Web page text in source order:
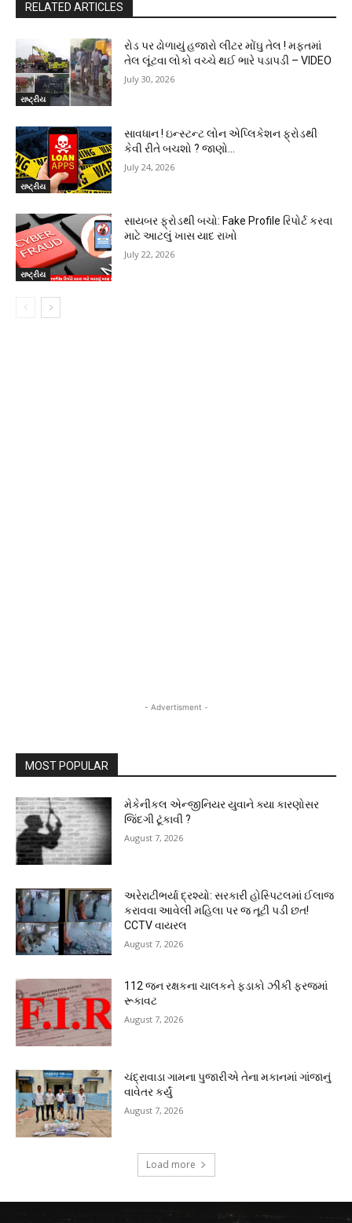
RELATED ARTICLES
રાષ્ટ્રીય
રોડ પર ઢોળાયું હજારો લીટર મોંઘુ તેલ ! મફતમાં
તેલ લૂંટવા લોકો વચ્ચે થઈ ભારે પડાપડી – VIDEO
July 30, 2026
રાષ્ટ્રીય
સાવધાન ! ઇન્સ્ટન્ટ લોન એપ્લિકેશન ફ્રોડથી
કેવી રીતે બચશો ? જાણો…
July 24, 2026
રાષ્ટ્રીય
સાયબર ફ્રોડથી બચો: Fake Profile રિપોર્ટ કરવા
માટે આટલું ખાસ યાદ રાખો
July 22, 2026
- Advertisment -
MOST POPULAR
મેકેનીકલ એન્જીનિયર યુવાને ક્યા કારણોસર
જિંદગી ટૂંકાવી ?
August 7, 2026
અરેરાટીભર્યા દ્રશ્યો: સરકારી હોસ્પિટલમાં ઈલાજ
કરાવવા આવેલી મહિલા પર જ તૂટી પડી છત!
CCTV વાયરલ
August 7, 2026
112 જન રક્ષકના ચાલકને ફડાકો ઝીંકી ફરજમાં
રૂકાવટ
August 7, 2026
ચંદ્રાવાડા ગામના પુજારીએ તેના મકાનમાં ગાંજાનું
વાવેતર કર્યું
August 7, 2026
Load more